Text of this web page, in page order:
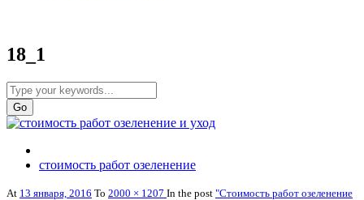
18_1
стоимость работ озеленение
At 13 января, 2016 To 2000 × 1207 In the post "Стоимость работ озеленение